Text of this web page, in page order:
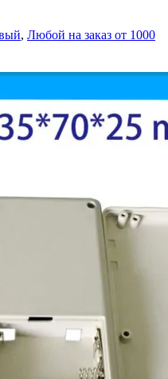
, Любой на заказ от 1000